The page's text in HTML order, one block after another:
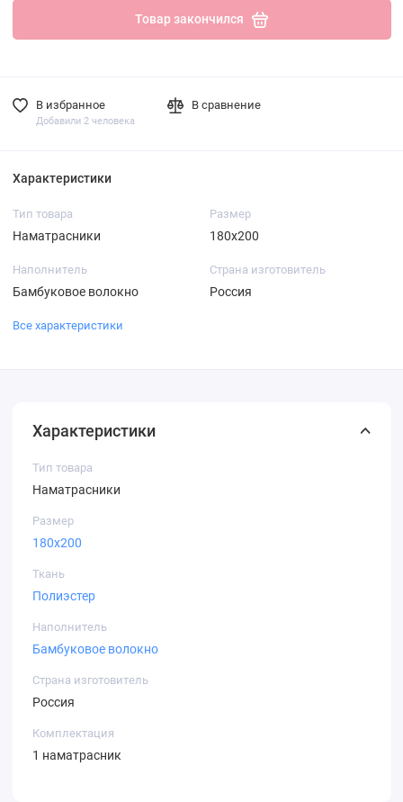
Товар закончился
В избранное
Добавили 2 человека
В сравнение
Характеристики
Тип товара
Наматрасники
Размер
180х200
Наполнитель
Бамбуковое волокно
Страна изготовитель
Россия
Все характеристики
Характеристики
Тип товара
Наматрасники
Размер
180х200
Ткань
Полиэстер
Наполнитель
Бамбуковое волокно
Страна изготовитель
Россия
Комплектация
1 наматрасник